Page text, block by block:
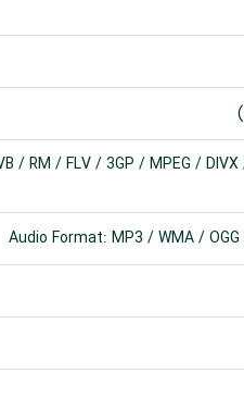
/ RM / FLV / 3GP / MPEG /
Audio Format: MP3 / WMA /